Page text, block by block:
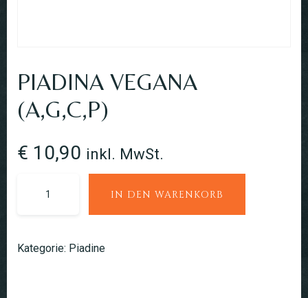
PIADINA VEGANA
(A,G,C,P)
€ 10,90 inkl. MwSt.
IN DEN WARENKORB
Kategorie: Piadine